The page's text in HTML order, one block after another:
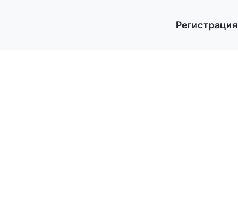
Регистрация